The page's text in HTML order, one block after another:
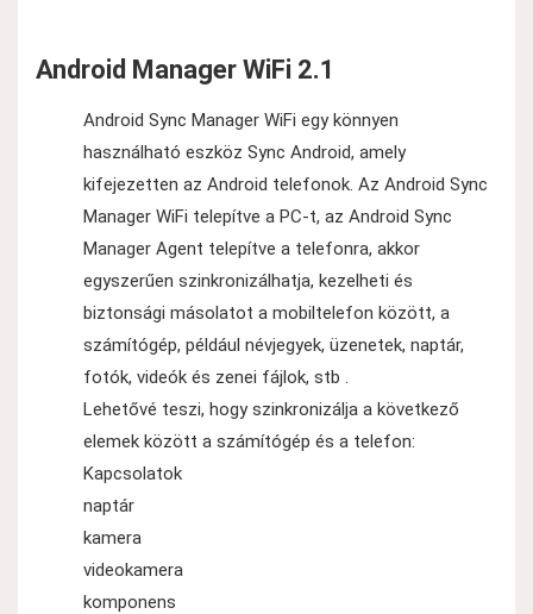
Android Manager WiFi 2.1
Android Sync Manager WiFi egy könnyen
használható eszköz Sync Android, amely
kifejezetten az Android telefonok. Az Android Sync
Manager WiFi telepítve a PC-t, az Android Sync
Manager Agent telepítve a telefonra, akkor
egyszerűen szinkronizálhatja, kezelheti és
biztonsági másolatot a mobiltelefon között, a
számítógép, például névjegyek, üzenetek, naptár,
fotók, videók és zenei fájlok, stb .
Lehetővé teszi, hogy szinkronizálja a következő
elemek között a számítógép és a telefon:
Kapcsolatok
naptár
kamera
videokamera
komponens